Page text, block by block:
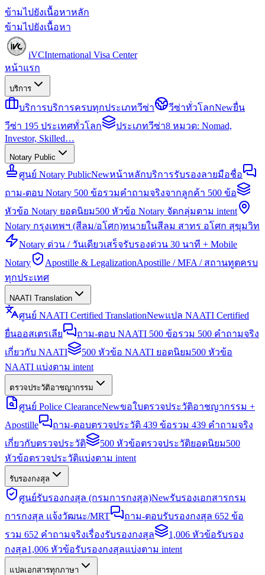
ข้ามไปยังเนื้อหาหลัก
ข้ามไปยังเนื้อหา
iVCInternational Visa Center
หน้าแรก
บริการ
บริการบริการครบทุกประเภทวีซ่า วีซ่าทั่วโลกNewยื่น
วีซ่า 195 ประเทศทั่วโลก
ประเภทวีซ่า8 หมวด: Nomad,
Investor, Skilled…
Notary Public
ศูนย์ Notary PublicNewหน้าหลักบริการรับรองลายมือชื่อ
ถาม-ตอบ Notary 500 ข้อรวมคำถามจริงจากลูกค้า 500 ข้อ
หัวข้อ Notary ยอดนิยม500 หัวข้อ Notary จัดกลุ่มตาม intent
Notary กรุงเทพฯ (สีลม/อโศก)ทนายในสีลม สาทร อโศก สุขุมวิท
Notary ด่วน / วันเดียวเสร็จรับรองด่วน 30 นาที + Mobile
Notary
Apostille & LegalizationApostille / MFA / สถานทูตครบ
ทุกประเทศ
NAATI Translation
ศูนย์ NAATI Certified TranslationNewแปล NAATI Certified
ยื่นออสเตรเลีย
ถาม-ตอบ NAATI 500 ข้อรวม 500 คำถามจริง
เกี่ยวกับ NAATI
500 หัวข้อ NAATI ยอดนิยม500 หัวข้อ
NAATI แบ่งตาม intent
ตรวจประวัติอาชญากรรม
ศูนย์ Police ClearanceNewขอใบตรวจประวัติอาชญากรรม +
Apostille
ถาม-ตอบตรวจประวัติ 439 ข้อรวม 439 คำถามจริง
เกี่ยวกับตรวจประวัติ
500 หัวข้อตรวจประวัติยอดนิยม500
หัวข้อตรวจประวัติแบ่งตาม intent
รับรองกงสุล
ศูนย์รับรองกงสุล (กรมการกงสุล)Newรับรองเอกสารกรม
การกงสุล แจ้งวัฒนะ/MRT
ถาม-ตอบรับรองกงสุล 652 ข้อ
รวม 652 คำถามจริงเรื่องรับรองกงสุล
1,006 หัวข้อรับรอง
กงสุล1,006 หัวข้อรับรองกงสุลแบ่งตาม intent
แปลเอกสารทุกภาษา